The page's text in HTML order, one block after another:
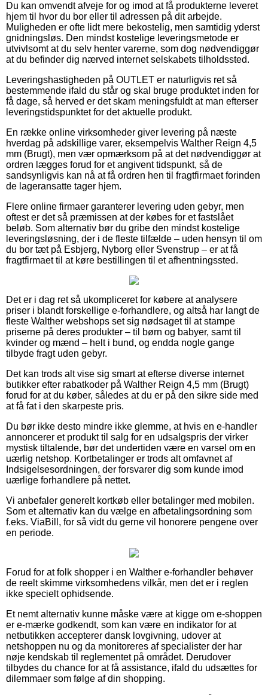
Du kan omvendt afveje for og imod at få produkterne leveret
hjem til hvor du bor eller til adressen på dit arbejde.
Muligheden er ofte lidt mere bekostelig, men samtidig yderst
gnidningsløs. Den mindst kostelige leveringsmetode er
utvivlsomt at du selv henter varerne, som dog nødvendiggør
at du befinder dig nærved internet selskabets tilholdssted.
Leveringshastigheden på OUTLET er naturligvis ret så
bestemmende ifald du står og skal bruge produktet inden for
få dage, så herved er det skam meningsfuldt at man efterser
leveringstidspunktet for det aktuelle produkt.
En række online virksomheder giver levering på næste
hverdag på adskillige varer, eksempelvis Walther Reign 4,5
mm (Brugt), men vær opmærksom på at det nødvendiggør at
ordren lægges forud for et angivent tidspunkt, så de
sandsynligvis kan nå at få ordren hen til fragtfirmaet forinden
de lageransatte tager hjem.
Flere online firmaer garanterer levering uden gebyr, men
oftest er det så præmissen at der købes for et fastslået
beløb. Som alternativ bør du gribe den mindst kostelige
leveringsløsning, der i de fleste tilfælde – uden hensyn til om
du bor tæt på Esbjerg, Nyborg eller Svenstrup – er at få
fragtfirmaet til at køre bestillingen til et afhentningssted.
Det er i dag ret så ukompliceret for købere at analysere
priser i blandt forskellige e-forhandlere, og altså har langt de
fleste Walther webshops set sig nødsaget til at stampe
priserne på deres produkter – til børn og babyer, samt til
kvinder og mænd – helt i bund, og endda nogle gange
tilbyde fragt uden gebyr.
Det kan trods alt vise sig smart at efterse diverse internet
butikker efter rabatkoder på Walther Reign 4,5 mm (Brugt)
forud for at du køber, således at du er på den sikre side med
at få fat i den skarpeste pris.
Du bør ikke desto mindre ikke glemme, at hvis en e-handler
annoncerer et produkt til salg for en udsalgspris der virker
mystisk tiltalende, bør det undertiden være en varsel om en
uærlig netshop. Kortbetalinger er trods alt omfavnet af
Indsigelsesordningen, der forsvarer dig som kunde imod
uærlige forhandlere på nettet.
Vi anbefaler generelt kortkøb eller betalinger med mobilen.
Som et alternativ kan du vælge en afbetalingsordning som
f.eks. ViaBill, for så vidt du gerne vil honorere pengene over
en periode.
Forud for at folk shopper i en Walther e-forhandler behøver
de reelt skimme virksomhedens vilkår, men det er i reglen
ikke specielt ophidsende.
Et nemt alternativ kunne måske være at kigge om e-shoppen
er e-mærke godkendt, som kan være en indikator for at
netbutikken accepterer dansk lovgivning, udover at
netshoppen nu og da monitoreres af specialister der har
nøje kendskab til reglementet på området. Derudover
tilbydes du chance for at få assistance, ifald du udsættes for
dilemmaer som følge af din shopping.